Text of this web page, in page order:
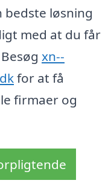
bedste løsning
med at du får
xn--
for at få
firmaer og